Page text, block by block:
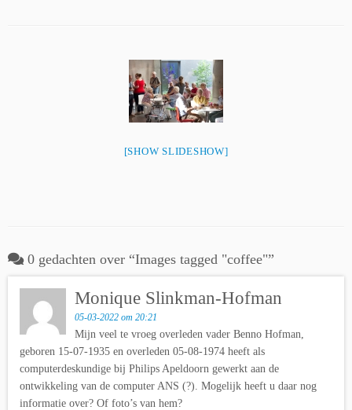
[SHOW SLIDESHOW]
0 gedachten over “Images tagged "coffee"”
Monique Slinkman-Hofman
05-03-2022 om 20:21
Mijn veel te vroeg overleden vader Benno Hofman,
geboren 15-07-1935 en overleden 05-08-1974 heeft als
computerdeskundige bij Philips Apeldoorn gewerkt aan de
ontwikkeling van de computer ANS (?). Mogelijk heeft u daar nog
informatie over? Of foto’s van hem?